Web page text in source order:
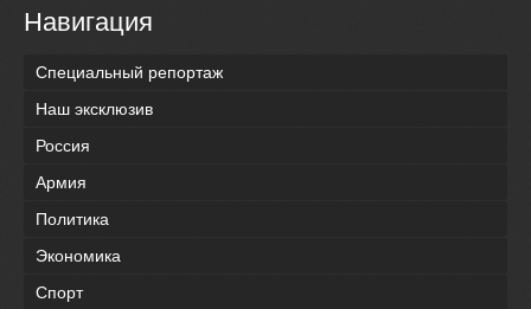
Навигация
Специальный репортаж
Наш эксклюзив
Россия
Армия
Политика
Экономика
Спорт